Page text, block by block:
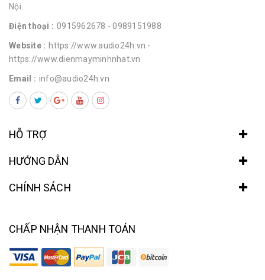
Nội
Điện thoại : 0915962678 - 0989151988
Website : https://www.audio24h.vn -
https://www.dienmayminhnhat.vn
Email : info@audio24h.vn
HỖ TRỢ
HƯỚNG DẪN
CHÍNH SÁCH
CHẤP NHẬN THANH TOÁN